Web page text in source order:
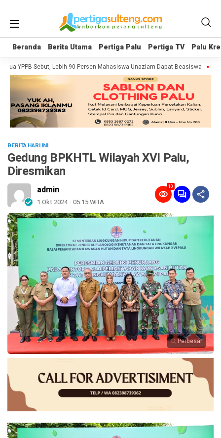
Beranda Berita Utama Pertiga Palu Pertiga TV Palu
Beranda Berita Utama Pertiga Palu Pertiga TV Palu
YPPB Sebut, Lebih 90 Persen Mahasiswa Unazlam Dapat Beasiswa
BERITA HARI INI
Gedung BPKHTL Wilayah XVI Palu,
Diresmikan
admin
1 Okt 2024 - 05:15 WITA
10
Perbesar